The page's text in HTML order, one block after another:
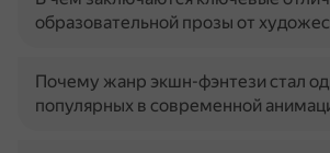
образовательной прозы от
Почему жанр экшн-фэнтези стал
популярных в современной